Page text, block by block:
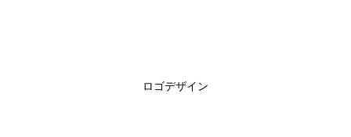
ロゴデザイン